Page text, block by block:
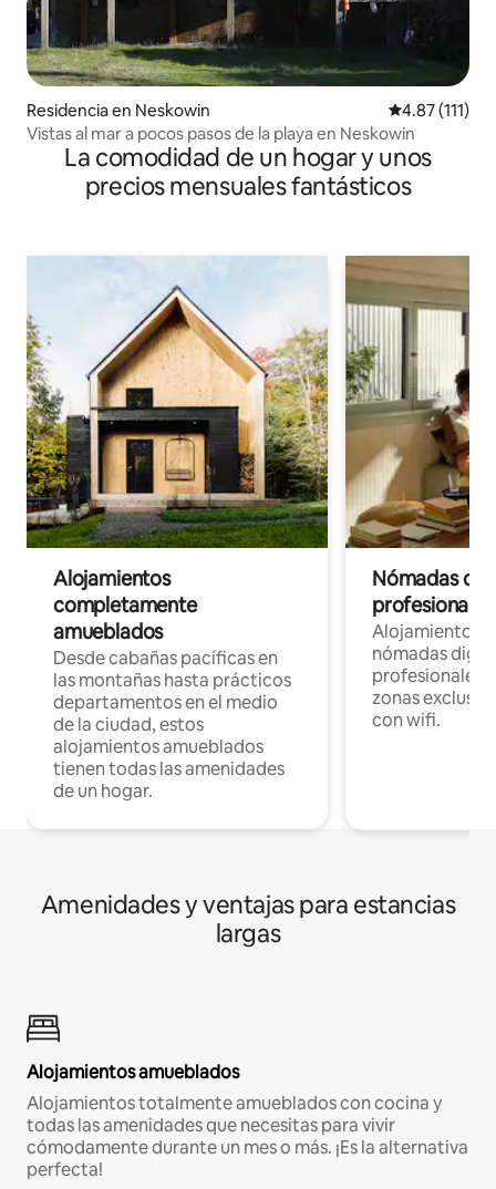
Residencia en Neskowin Calificación
4.87 (111)
Vistas al mar a pocos pasos de la playa en Neskowin
La comodidad de un hogar y unos
precios mensuales fantásticos
Alojamientos
completamente
amueblados
Desde cabañas pacíficas en
las montañas hasta prácticos
departamentos en el medio
de la ciudad, estos
alojamientos amueblados
tienen todas las amenidades
de un hogar.
Nómadas
Alojamientos
nómadas
profesionales
zonas
con wifi.
Amenidades y ventajas para estancias
largas
Alojamientos amueblados
Alojamientos totalmente amueblados con cocina y
todas las amenidades que necesitas para vivir
cómodamente durante un mes o más. ¡Es la alternativa
perfecta!